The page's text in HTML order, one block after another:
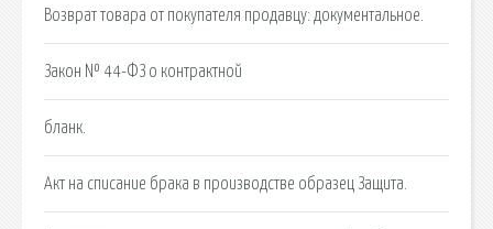
Возврат товара от покупателя продавцу: документальное.
Закон № 44-ФЗ о контрактной
бланк.
Акт на списание брака в производстве образец Защита.